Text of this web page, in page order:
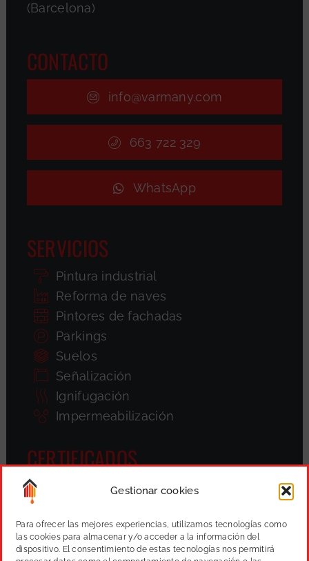
Gestionar cookies
Para ofrecer las mejores experiencias, utilizamos tecnologías como
las cookies para almacenar y/o acceder a la información del
dispositivo. El consentimiento de estas tecnologías nos permitirá
(Barcelona)
CONTACTO
info@varmany.com
663 722 329
WhatsApp
SERVICIOS
Pintura industrial
Reforma de naves
Pintores de fachadas
Parkings
Suelos
Señalización
Ignifugación
Impermeabilización
CERTIFICADOS